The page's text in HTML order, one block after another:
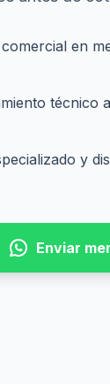
en
técnico
y
Enviar